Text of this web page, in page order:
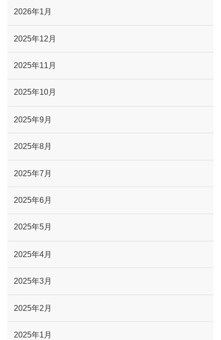
2026年1月
2025年12月
2025年11月
2025年10月
2025年9月
2025年8月
2025年7月
2025年6月
2025年5月
2025年4月
2025年3月
2025年2月
2025年1月